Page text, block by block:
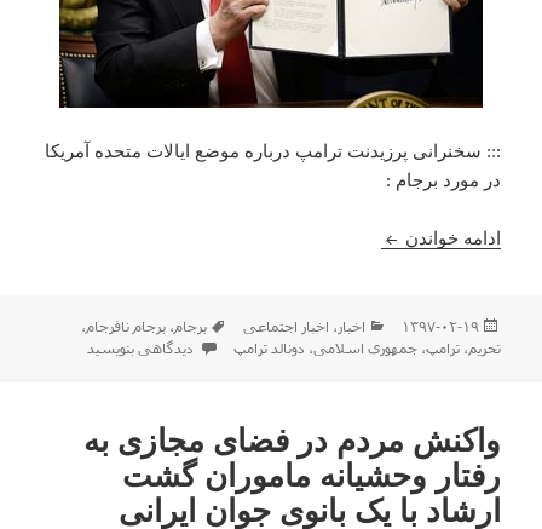
::: سخنرانی پرزیدنت ترامپ درباره موضع ایالات متحده آمریکا
در مورد برجام :
ادامه خواندن آمریکا از برجام خارج شد !
ارسال
شده
۱۳۹۷-۰۲-۱۹ دسته‌ها
اخبار ، اخبار اجتماعی برچسب‌ها
برجام،برجام نافرجام،
تحریم،ترامپ،جمهوری اسلامی، دونالد ترامپ برای آمریکا از برجام خارج شد !
دیدگاهی بنویسید
واکنش مردم در فضای مجازی به
رفتار وحشیانه ماموران گشت
ارشاد با یک بانوی جوان ایرانی